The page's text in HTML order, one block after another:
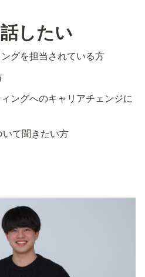
したい
グを担当されている方
ングへのキャリアチェンジに
て聞きたい方